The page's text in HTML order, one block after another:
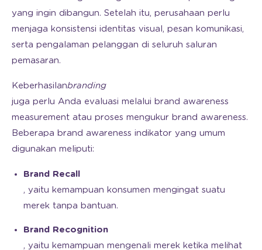
yang ingin dibangun. Setelah itu, perusahaan perlu
menjaga konsistensi identitas visual, pesan komunikasi,
serta pengalaman pelanggan di seluruh saluran
pemasaran.
Keberhasilanbranding
juga perlu Anda evaluasi melalui brand awareness
measurement atau proses mengukur brand awareness.
Beberapa brand awareness indikator yang umum
digunakan meliputi:
Brand Recall
, yaitu kemampuan konsumen mengingat suatu
merek tanpa bantuan.
Brand Recognition
, yaitu kemampuan mengenali merek ketika melihat